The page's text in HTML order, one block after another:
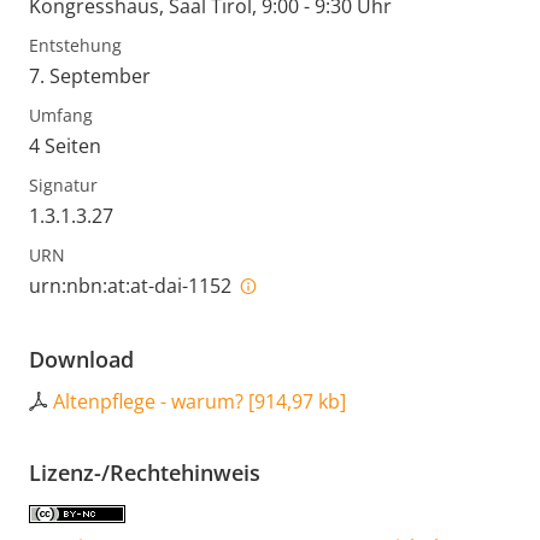
Kongresshaus, Saal Tirol, 9:00 - 9:30 Uhr
Entstehung
7. September
Umfang
4 Seiten
Signatur
1.3.1.3.27
URN
urn:nbn:at:at-dai-1152
Download
Altenpflege - warum? [914,97 kb]
Lizenz-/Rechtehinweis